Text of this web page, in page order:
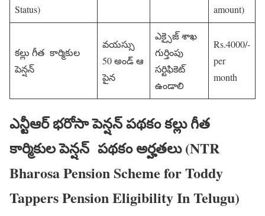
Status)
amount)
కల్లు గీత కార్మికుల
పెన్షన్
వయస్సు
50 అండ్ ఆ
పైన
ఎక్సైజ్ శాఖ
గుర్తింపు
సర్టిఫికెట్
ఉండాలి
Rs.4000/-
per
month
ఎన్టీఆర్ భరోసా పెన్షన్ పథకం కల్లు గీత
కార్మికుల పెన్షన్ పథకం అర్హతలు (NTR
Bharosa Pension Scheme for Toddy
Tappers Pension Eligibility In Telugu)